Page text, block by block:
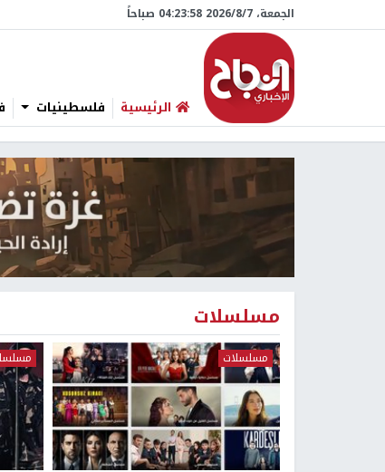
الجمعة، 7/‏8/‏2026 04:23:59 صباحاً
الرئيسية فلسطينيات
مسلسلات
مسلسلات